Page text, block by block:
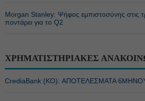
Morgan Stanley: Ψήφος εμπιστοσύνης στις
ποντάρει για το Q2
ΧΡΗΜΑΤΙΣΤΗΡΙΑΚΕΣ
CrediaBank (ΚΟ): ΑΠΟΤΕΛΕΣΜΑΤΑ